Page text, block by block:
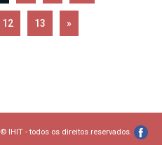
12 13 »
© IHIT - todos os direitos reservados.